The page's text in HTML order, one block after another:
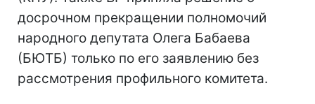
досрочном прекращении полномочий
народного депутата Олега Бабаева
(БЮТБ) только по его заявлению без
рассмотрения профильного комитета.